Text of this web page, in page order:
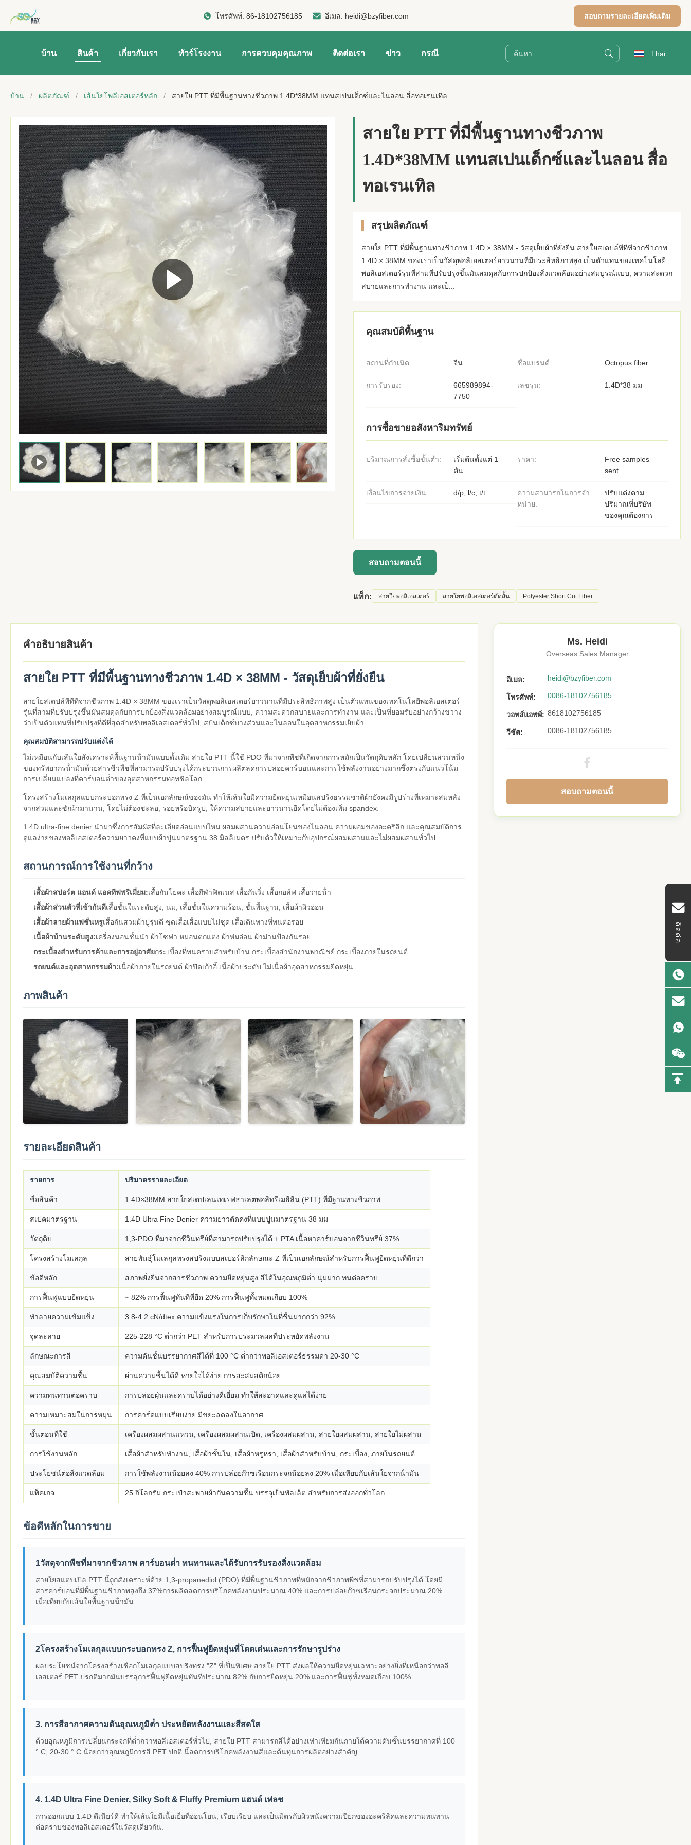
โทรศัพท์:86-18102756185 อีเมล: heidi@bzyfiber.com สอบถามรายละเอียดเพิ่มเติม
บ้าน สินค้า เกี่ยวกับเรา ทัวร์โรงงาน การควบคุมคุณภาพ ติดต่อเรา ข่าว กรณี Thai
ติดต่อ
บ้าน / ผลิตภัณฑ์ / เส้นใยโพลีเอสเตอร์หลัก / สายใย PTT ที่มีพื้นฐานทางชีวภาพ 1.4D*38MM แทนสเปนเด็กซ์และไนลอน สื่อทอเรนเทิล
สายใย PTT ที่มีพื้นฐานทางชีวภาพ
1.4D*38MM แทนสเปนเด็กซ์และไนลอน สื่อ
ทอเรนเทิล
สรุปผลิตภัณฑ์
สายใย PTT ที่มีพื้นฐานทางชีวภาพ 1.4D × 38MM - วัสดุเย็บผ้าที่ยั่งยืน สายใยสเตปล์พีทีทีจากชีวภาพ
1.4D × 38MM ของเราเป็นวัสดุพอลิเอสเตอร์ยาวนานที่มีประสิทธิภาพสูง เป็นตัวแทนของเทคโนโลยี
พอลิเอสเตอร์รุ่นที่สามที่ปรับปรุงขึ้นมันสมดุลกับการปกป้องสิ่งแวดล้อมอย่างสมบูรณ์แบบ, ความสะดวก
สบายและการทํางาน และเป็...
คุณสมบัติพื้นฐาน
สถานที่กำเนิด: จีน ชื่อแบรนด์: Octopus fiber
การรับรอง:
665989894-
7750
เลขรุ่น: 1.4D*38 มม
การซื้อขายอสังหาริมทรัพย์
ปริมาณการสั่งซื้อขั้นต่ำ:
เริ่มต้นตั้งแต่ 1
ตัน
ราคา:
Free samples
sent
เงื่อนไขการจ่ายเงิน: d/p, l/c, t/t
ความสามารถในการจํา
หน่าย:
ปรับแต่งตาม
ปริมาณที่บริษัท
ของคุณต้องการ
สอบถามตอนนี้
แท็ก: สายใยพอลิเอสเตอร์ สายใยพอลิเอสเตอร์ตัดสั้น Polyester Short Cut Fiber
คําอธิบายสินค้า
สายใย PTT ที่มีพื้นฐานทางชีวภาพ 1.4D × 38MM - วัสดุเย็บผ้าที่ยั่งยืน
สายใยสเตปล์พีทีทีจากชีวภาพ 1.4D × 38MM ของเราเป็นวัสดุพอลิเอสเตอร์ยาวนานที่มีประสิทธิภาพสูง เป็นตัวแทนของเทคโนโลยีพอลิเอสเตอร์
รุ่นที่สามที่ปรับปรุงขึ้นมันสมดุลกับการปกป้องสิ่งแวดล้อมอย่างสมบูรณ์แบบ, ความสะดวกสบายและการทํางาน และเป็นที่ยอมรับอย่างกว้างขวาง
ว่าเป็นตัวแทนที่ปรับปรุงที่ดีที่สุดสําหรับพอลิเอสเตอร์ทั่วไป, สปันเด็กซ์บางส่วนและไนลอนในอุตสาหกรรมเย็บผ้า
คุณสมบัติสามารถปรับแต่งได้
ไม่เหมือนกับเส้นใยสังเคราะห์พื้นฐานน้ํามันแบบดั้งเดิม สายใย PTT นี้ใช้ PDO ที่มาจากพืชที่เกิดจากการหมักเป็นวัตถุดิบหลัก โดยเปลี่ยนส่วนหนึ่ง
ของทรัพยากรน้ํามันด้วยสารชีวพืชที่สามารถปรับปรุงได้กระบวนการผลิตลดการปล่อยคาร์บอนและการใช้พลังงานอย่างมากซึ่งตรงกับแนวโน้ม
การเปลี่ยนแปลงที่คาร์บอนต่ําของอุตสาหกรรมทอทชิลโลก
โครงสร้างโมเลกุลแบบกระบอกทรง Z ที่เป็นเอกลักษณ์ของมัน ทําให้เส้นใยมีความยืดหยุ่นเหมือนสปริงธรรมชาติผ้ายังคงมีรูปร่างที่เหมาะสมหลัง
จากสวมและซักผ้ามานาน, โดยไม่ต้องชะลอ, รอยหรือบิดรูป, ให้ความสบายและยาวนานยืดโดยไม่ต้องเพิ่ม spandex.
1.4D ultra-fine denier นํามาซึ่งการสัมผัสที่ละเอียดอ่อนแบบไหม ผสมผสานความอ่อนโยนของไนลอน ความผอมของอะคริลิก และคุณสมบัติการ
ดูแลง่ายของพอลิเอสเตอร์ความยาวคงที่แบบผ้าปูนมาตรฐาน 38 มิลลิเมตร ปรับตัวให้เหมาะกับอุปกรณ์ผสมผสานและไม่ผสมผสานทั่วไป.
สถานการณ์การใช้งานที่กว้าง
เสื้อผ้าสปอร์ต แอนด์ แอคทีฟพรีเมี่ยม:เสื้อกันโยคะ เสื้อกีฬาฟิตเนส เสื้อกันวิ่ง เสื้อกอล์ฟ เสื้อว่ายน้ํา
เสื้อผ้าส่วนตัวที่เข้ากันดีเสื้อชั้นในระดับสูง, นม, เสื้อชั้นในความร้อน, ชั้นพื้นฐาน, เสื้อผ้าผิวอ่อน
เสื้อผ้าลายผ้าแฟชั่นหรูเสื้อกันสวมผ้าปูรุ่นดี ชุดเสื้อเสื้อแบบไม่ชุด เสื้อเดินทางที่ทนต่อรอย
เนื้อผ้าบ้านระดับสูง:เครื่องนอนชั้นนํา ผ้าโซฟา หมอนตกแต่ง ผ้าห่มอ่อน ผ้าม่านป้องกันรอย
กระเบื้องสําหรับการค้าและการอยู่อาศัยกระเบื้องที่ทนคราบสําหรับบ้าน กระเบื้องสํานักงานพาณิชย์ กระเบื้องภายในรถยนต์
รถยนต์และอุตสาหกรรมผ้า:เนื้อผ้าภายในรถยนต์ ผ้าปิดเก้าอี้ เนื้อผ้าประดับ ไม่เนื้อผ้าอุตสาหกรรมยืดหยุ่น
ภาพสินค้า
รายละเอียดสินค้า
รายการ ปริมาตรรายละเอียด
ชื่อสินค้า 1.4D×38MM สายใยสเตปเลนเทเรฟธาเลตพอลิทรีเมธีลีน (PTT) ที่มีฐานทางชีวภาพ
สเปคมาตรฐาน 1.4D Ultra Fine Denier ความยาวตัดคงที่แบบปูนมาตรฐาน 38 มม
วัตถุดิบ 1,3-PDO ที่มาจากชีวินทรีย์ที่สามารถปรับปรุงได้ + PTA เนื้อหาคาร์บอนจากชีวินทรีย์ 37%
โครงสร้างโมเลกุล สายพันธุ์โมเลกุลทรงสปริงแบบสเปอร์ลิกลักษณะ Z ที่เป็นเอกลักษณ์สําหรับการฟื้นฟูยืดหยุ่นที่ดีกว่า
ข้อดีหลัก สภาพยั่งยืนจากสารชีวภาพ ความยืดหยุ่นสูง สีได้ในอุณหภูมิต่ํา นุ่มมาก ทนต่อคราบ
การฟื้นฟูแบบยืดหยุ่น ~ 82% การฟื้นฟูทันทีที่ยืด 20% การฟื้นฟูทั้งหมดเกือบ 100%
ทําลายความเข้มแข็ง 3.8-4.2 cN/dtex ความแข็งแรงในการเก็บรักษาในที่ชื้นมากกว่า 92%
จุดละลาย 225-228 °C ต่ํากว่า PET สําหรับการประมวลผลที่ประหยัดพลังงาน
ลักษณะการสี ความดันชั้นบรรยากาศสีได้ที่ 100 °C ต่ํากว่าพอลิเอสเตอร์ธรรมดา 20-30 °C
คุณสมบัติความชื้น ผ่านความชื้นได้ดี หายใจได้ง่าย การสะสมสติกน้อย
ความทนทานต่อคราบ การปล่อยฝุ่นและคราบได้อย่างดีเยี่ยม ทําให้สะอาดและดูแลได้ง่าย
ความเหมาะสมในการหมุน การคาร์ดแบบเรียบง่าย มีขยะลดลงในอากาศ
ขั้นตอนที่ใช้ เครื่องผสมผสานแหวน, เครื่องผสมผสานเปิด, เครื่องผสมผสาน, สายใยผสมผสาน, สายใยไม่ผสาน
การใช้งานหลัก เสื้อผ้าสําหรับทํางาน, เสื้อผ้าชั้นใน, เสื้อผ้าหรูหรา, เสื้อผ้าสําหรับบ้าน, กระเบื้อง, ภายในรถยนต์
ประโยชน์ต่อสิ่งแวดล้อม การใช้พลังงานน้อยลง 40% การปล่อยก๊าซเรือนกระจกน้อยลง 20% เมื่อเทียบกับเส้นใยจากน้ํามัน
แพ็คเกจ 25 กิโลกรัม กระเป๋าสะพายผ้ากันความชื้น บรรจุเป็นพัลเล็ต สําหรับการส่งออกทั่วโลก
ข้อดีหลักในการขาย
1วัสดุจากพืชที่มาจากชีวภาพ คาร์บอนต่ํา ทนทานและได้รับการรับรองสิ่งแวดล้อม
สายใยสแตปเปิล PTT นี้ถูกสังเคราะห์ด้วย 1,3-propanediol (PDO) ที่มีพื้นฐานชีวภาพที่หมักจากชีวภาพพืชที่สามารถปรับปรุงได้ โดยมี
สารคาร์บอนที่มีพื้นฐานชีวภาพสูงถึง 37%การผลิตลดการบริโภคพลังงานประมาณ 40% และการปล่อยก๊าซเรือนกระจกประมาณ 20%
เมื่อเทียบกับเส้นใยพื้นฐานน้ํามัน.
2โครงสร้างโมเลกุลแบบกระบอกทรง Z, การฟื้นฟูยืดหยุ่นที่โดดเด่นและการรักษารูปร่าง
ผลประโยชน์จากโครงสร้างเชือกโมเลกุลแบบสปริงทรง "Z" ที่เป็นพิเศษ สายใย PTT ส่งผลให้ความยืดหยุ่นเฉพาะอย่างยิ่งที่เหนือกว่าพอลี
เอสเตอร์ PET ปรกติมากมันบรรลุการฟื้นฟูยืดหยุ่นทันทีประมาณ 82% กับการยืดหยุ่น 20% และการฟื้นฟูทั้งหมดเกือบ 100%.
3. การสีอากาศความดันอุณหภูมิต่ํา ประหยัดพลังงานและสีสดใส
ด้วยอุณหภูมิการเปลี่ยนกระจกที่ต่ํากว่าพอลีเอสเตอร์ทั่วไป, สายใย PTT สามารถสีได้อย่างเท่าเทียมกันภายใต้ความดันชั้นบรรยากาศที่ 100
° C, 20-30 ° C น้อยกว่าอุณหภูมิการสี PET ปกติ.นี้ลดการบริโภคพลังงานสีและต้นทุนการผลิตอย่างสําคัญ.
4. 1.4D Ultra Fine Denier, Silky Soft & Fluffy Premium แฮนด์ เฟลช
การออกแบบ 1.4D ดีเนียร์ดี ทําให้เส้นใยมีเนื้อเยื่อที่อ่อนโยน, เรียบเรียบ และเป็นมิตรกับผิวหนังความเปียกของอะคริลิคและความทนทาน
ต่อคราบของพอลิเอสเตอร์ในวัสดุเดียวกัน.
Ms. Heidi
Overseas Sales Manager
อีเมล: heidi@bzyfiber.com
โทรศัพท์: 0086-18102756185
วอทส์แอพพ์: 8618102756185
วีชัต: 0086-18102756185
สอบถามตอนนี้